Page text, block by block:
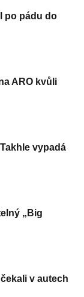
po pádu do
ARO kvůli
vypadá
„Big
v autech